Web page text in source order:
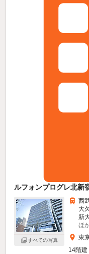
ルフォンプログレ北新
すべての写真
西
大
新
ほ
東
14階建